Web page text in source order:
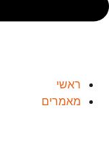
ראשי
מאמרים